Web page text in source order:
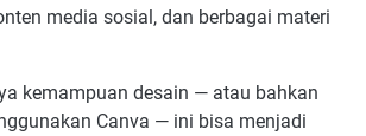
media sosial, dan berbagai materi
kemampuan desain — atau bahkan
Canva — ini bisa menjadi